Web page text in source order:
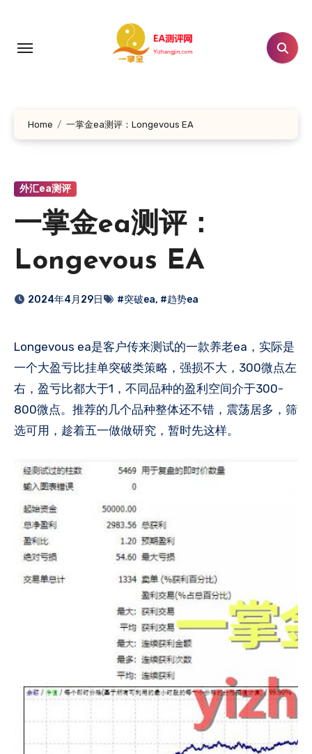
Home 一掌金ea测评：Longevous EA
外汇ea测评
一掌金ea测评：
Longevous EA
2024年4月29日 #突破ea, #趋势ea
Longevous ea是客户传来测试的一款养老ea，实际是
一个大盈亏比挂单突破类策略，强损不大，300微点左
右，盈亏比都大于1，不同品种的盈利空间介于300-
800微点。推荐的几个品种整体还不错，震荡居多，筛
选可用，趁着五一做做研究，暂时先这样。